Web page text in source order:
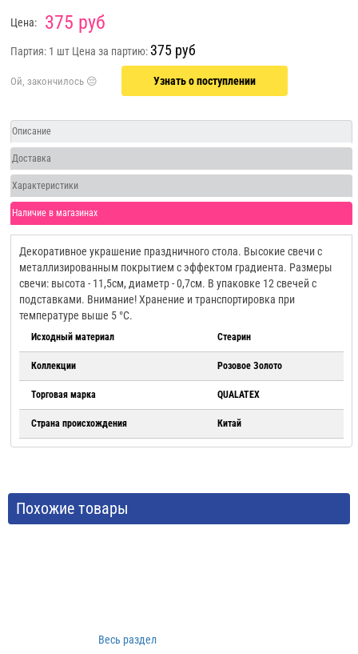
Цена: 375 руб
Партия: 1 шт Цена за партию: 375 руб
Узнать о поступлении
Описание
Доставка
Характеристики
Наличие в магазинах
Декоративное украшение праздничного стола. Высокие свечи с
металлизированным покрытием с эффектом градиента. Размеры
свечи: высота - 11,5см, диаметр - 0,7см. В упаковке 12 свечей с
подставками. Внимание! Хранение и транспортировка при
температуре выше 5 °C.
Исходный материал Стеарин
Коллекции Розовое Золото
Торговая марка QUALATEX
Страна происхождения Китай
Похожие товары
Весь раздел